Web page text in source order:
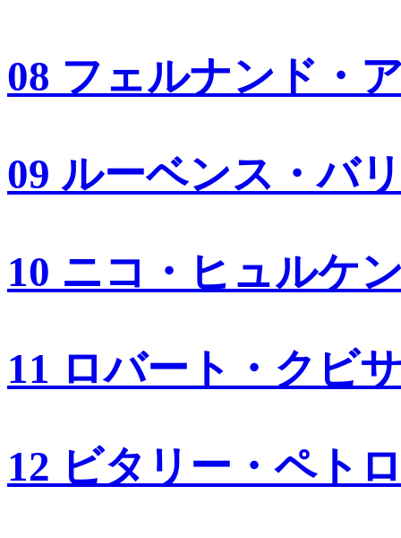
08 フェルナンド・
09 ルーベンス・バ
10 ニコ・ヒュルケ
11 ロバート・クビ
12 ビタリー・ペト